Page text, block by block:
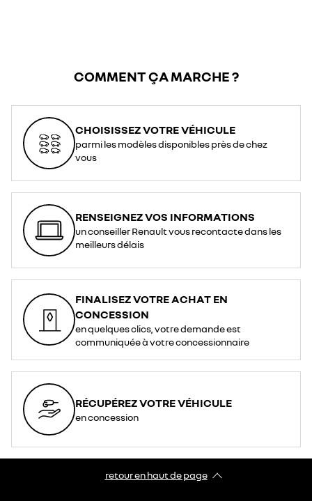
COMMENT ÇA MARCHE ?
CHOISISSEZ VOTRE VÉHICULE
parmi les modèles disponibles près de chez
vous
RENSEIGNEZ VOS INFORMATIONS
un conseiller Renault vous recontacte dans les
meilleurs délais
FINALISEZ VOTRE ACHAT EN
CONCESSION
en quelques clics, votre demande est
communiquée à votre concessionnaire
RÉCUPÉREZ VOTRE VÉHICULE
en concession
retour en haut de page​